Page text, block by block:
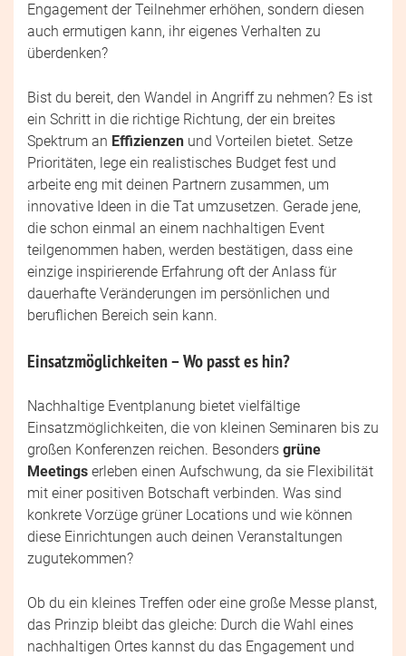
Engagement der Teilnehmer erhöhen, sondern diesen
auch ermutigen kann, ihr eigenes Verhalten zu
überdenken?
Bist du bereit, den Wandel in Angriff zu nehmen? Es ist
ein Schritt in die richtige Richtung, der ein breites
Spektrum an Effizienzen und Vorteilen bietet. Setze
Prioritäten, lege ein realistisches Budget fest und
arbeite eng mit deinen Partnern zusammen, um
innovative Ideen in die Tat umzusetzen. Gerade jene,
die schon einmal an einem nachhaltigen Event
teilgenommen haben, werden bestätigen, dass eine
einzige inspirierende Erfahrung oft der Anlass für
dauerhafte Veränderungen im persönlichen und
beruflichen Bereich sein kann.
Einsatzmöglichkeiten – Wo passt es hin?
Nachhaltige Eventplanung bietet vielfältige
Einsatzmöglichkeiten, die von kleinen Seminaren bis zu
großen Konferenzen reichen. Besonders grüne
Meetings erleben einen Aufschwung, da sie Flexibilität
mit einer positiven Botschaft verbinden. Was sind
konkrete Vorzüge grüner Locations und wie können
diese Einrichtungen auch deinen Veranstaltungen
zugutekommen?
Ob du ein kleines Treffen oder eine große Messe planst,
das Prinzip bleibt das gleiche: Durch die Wahl eines
nachhaltigen Ortes kannst du das Engagement und